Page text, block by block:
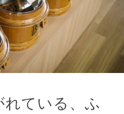
ている、ふ